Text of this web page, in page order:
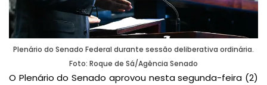
Plenário do Senado Federal durante sessão deliberativa ordinária.
Foto: Roque de Sá/Agência Senado
O Plenário do Senado aprovou nesta segunda-feira (2)